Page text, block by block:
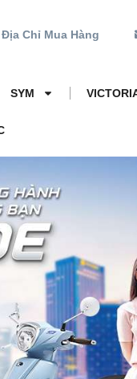
Địa Chỉ Mua Hàng
SYM